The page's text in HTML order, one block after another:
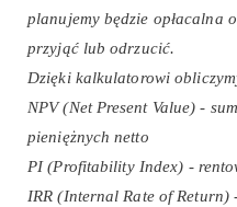
planujemy będzie opłacalna
przyjąć lub odrzucić.
Dzięki kalkulatorowi
NPV (Net Present Value) -
pieniężnych netto
PI (Profitability Index) -
IRR (Internal Rate of Return)